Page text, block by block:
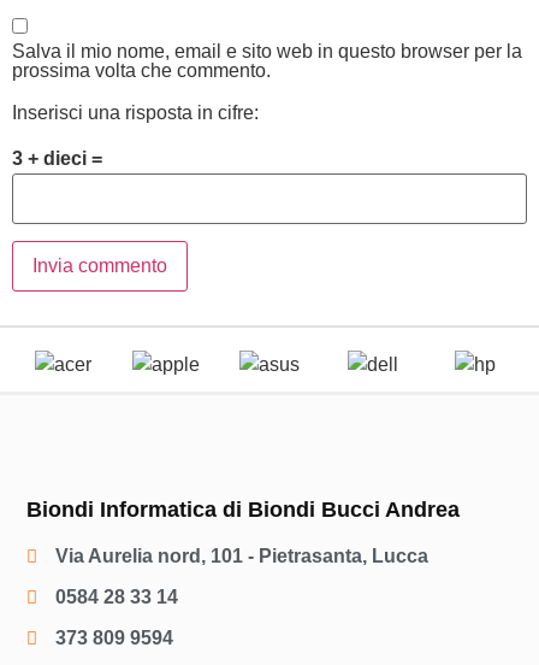
Salva il mio nome, email e sito web in questo browser per la
prossima volta che commento.
Inserisci una risposta in cifre:
3 + dieci =
Biondi Informatica di Biondi Bucci Andrea
Via Aurelia nord, 101 - Pietrasanta, Lucca
0584 28 33 14
373 809 9594